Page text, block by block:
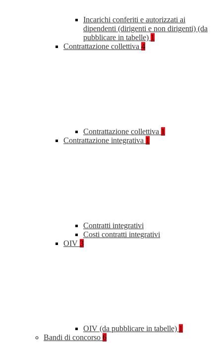
Incarichi conferiti e autorizzati ai
dipendenti (dirigenti e non dirigenti) (da
pubblicare in tabelle) 1
Contrattazione collettiva 4
Contrattazione collettiva 1
Contrattazione integrativa 1
Contratti integrativi
Costi contratti integrativi
OIV 3
OIV (da pubblicare in tabelle) 1
Bandi di concorso 6